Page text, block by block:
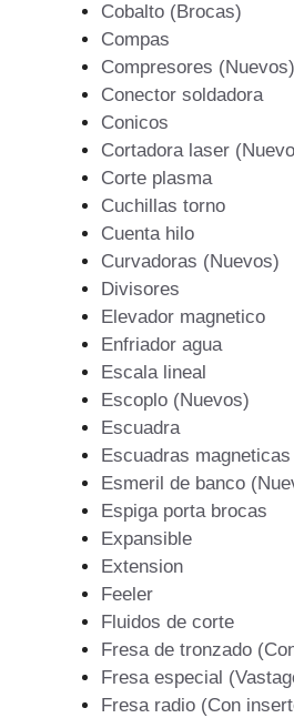
Cobalto (Brocas)
Compas
Compresores (Nuevos)
Conector soldadora
Conicos
Cortadora laser
Corte plasma
Cuchillas torno
Cuenta hilo
Curvadoras (Nuevos)
Divisores
Elevador magnetico
Enfriador agua
Escala lineal
Escoplo (Nuevos)
Escuadra
Escuadras magneticas
Esmeril de banco
Espiga porta brocas
Expansible
Extension
Feeler
Fluidos de corte
Fresa de tronzado
Fresa especial
Fresa radio (Con